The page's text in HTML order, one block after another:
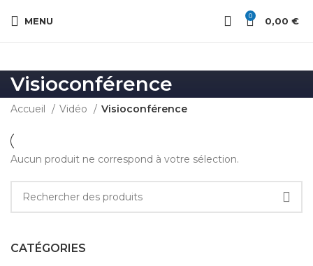
MENU 0 0,00 €
Visioconférence
CATÉGORIES
Accueil Vidéo Visioconférence
Aucun produit ne correspond à votre sélection.